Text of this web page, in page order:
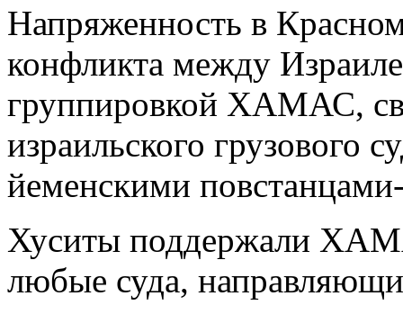
Напряженность в
конфликта между
группировкой ХАМАС,
израильского грузового
йеменскими
Хуситы поддержали
любые суда,